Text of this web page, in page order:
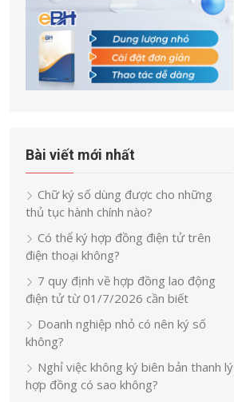
Bài viết mới nhất
Chữ ký số dùng được cho những
thủ tục hành chính nào?
Có thể ký hợp đồng điện tử trên
điện thoại không?
7 quy định về hợp đồng lao động
điện tử từ 01/7/2026 cần biết
Doanh nghiệp nhỏ có nên ký số
không?
Nghỉ việc không ký biên bản thanh lý
hợp đồng có sao không?